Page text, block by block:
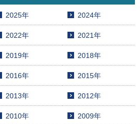
2025年 2024年
2022年 2021年
2019年 2018年
2016年 2015年
2013年 2012年
2010年 2009年